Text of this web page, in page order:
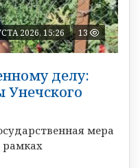
2026, 15:26 13
делу:
Унечского
мера
рамках